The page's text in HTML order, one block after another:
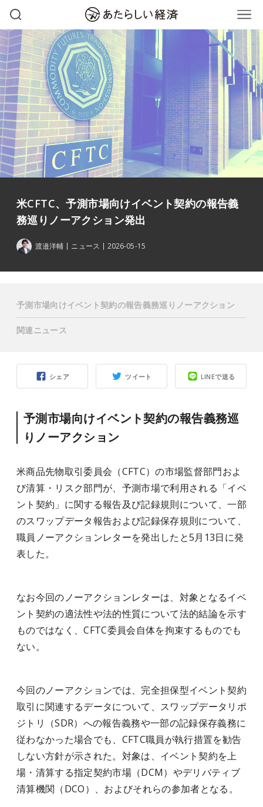
米CFTC、予測市場向けイベント契約の報告義
務巡りノーアクション発出
渡邉洋輔 ニュース 2026-05-15
シェア ツイート LINEで送る
予測市場向けイベント契約の報告義務巡
りノーアクション
米商品先物取引委員会（CFTC）の市場監督部門およ
び清算・リスク部門が、予測市場で利用される「イベ
ント契約」に関する報告及び記録規則について、一部
のスワップデータ報告および記録保存規則について、
職員ノーアクションレターを発出したと5月13日に発
表した。
なお今回のノーアクションレターは、対象となるイベ
ント契約の適法性や法的性質について法的結論を示す
ものではなく、CFTC委員会自体を拘束するものでも
ない。
今回のノーアクションでは、完全担保型イベント契約
取引に関連するデータについて、スワップデータリポ
ジトリ（SDR）への報告義務や一部の記録保存義務に
従わなかった場合でも、CFTC職員が執行措置を勧告
しない方針が示された。対象は、イベント契約を上
場・清算する指定契約市場（DCM）やデリバティブ
清算機関（DCO）、およびそれらの参加者となる。
予測市場向けイベント契約の報告義務巡りノーアクション
関連ニュース